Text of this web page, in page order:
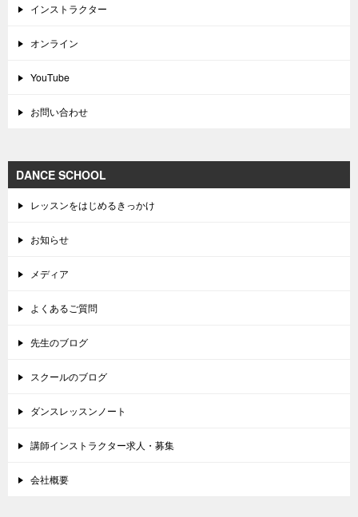
インストラクター
オンライン
YouTube
お問い合わせ
DANCE SCHOOL
レッスンをはじめるきっかけ
お知らせ
メディア
よくあるご質問
先生のブログ
スクールのブログ
ダンスレッスンノート
講師インストラクター求人・募集
会社概要